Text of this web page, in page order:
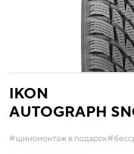
IKON
AUTOGRAPH
#шиномонтаж в подарок